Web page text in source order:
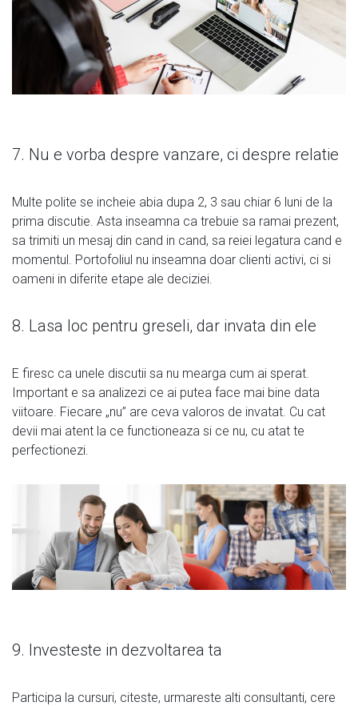
7. Nu e vorba despre vanzare, ci despre relatie
Multe polite se incheie abia dupa 2, 3 sau chiar 6 luni de la
prima discutie. Asta inseamna ca trebuie sa ramai prezent,
sa trimiti un mesaj din cand in cand, sa reiei legatura cand e
momentul. Portofoliul nu inseamna doar clienti activi, ci si
oameni in diferite etape ale deciziei.
8. Lasa loc pentru greseli, dar invata din ele
E firesc ca unele discutii sa nu mearga cum ai sperat.
Important e sa analizezi ce ai putea face mai bine data
viitoare. Fiecare „nu” are ceva valoros de invatat. Cu cat
devii mai atent la ce functioneaza si ce nu, cu atat te
perfectionezi.
9. Investeste in dezvoltarea ta
Participa la cursuri, citeste, urmareste alti consultanti, cere